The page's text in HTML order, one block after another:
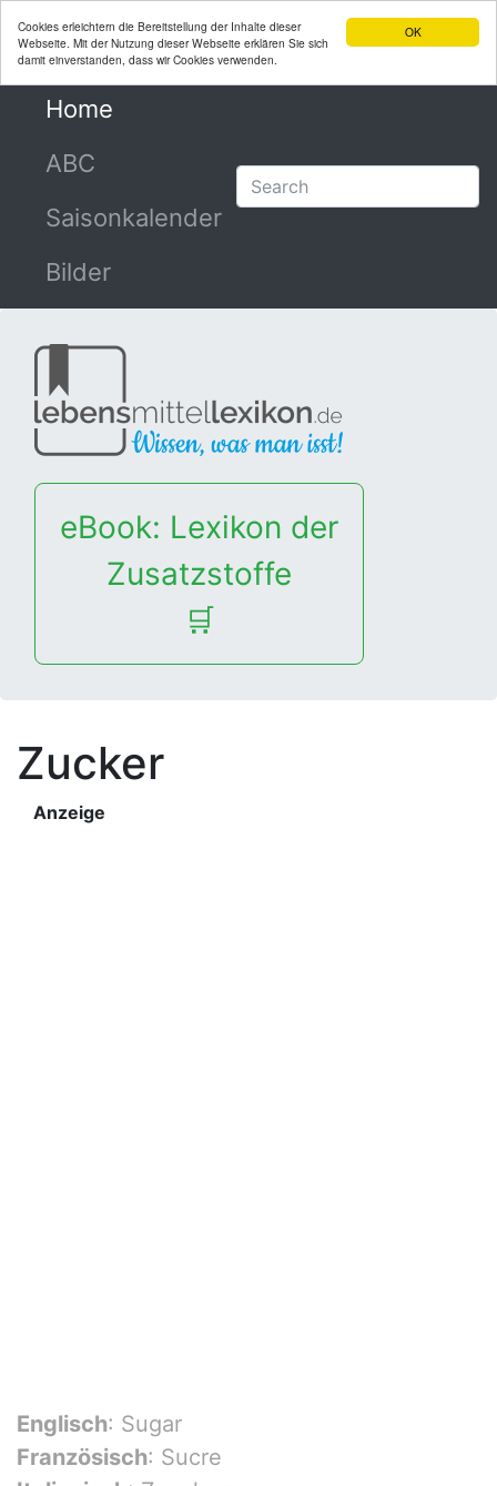
OK
Cookies erleichtern die Bereitstellung der Inhalte dieser
Webseite. Mit der Nutzung dieser Webseite erklären Sie sich
damit einverstanden, dass wir Cookies verwenden.
Home
ABC
Saisonkalender
Bilder
eBook: Lexikon der
Zusatzstoffe
🛒
Zucker
Anzeige
Englisch: Sugar
Französisch: Sucre